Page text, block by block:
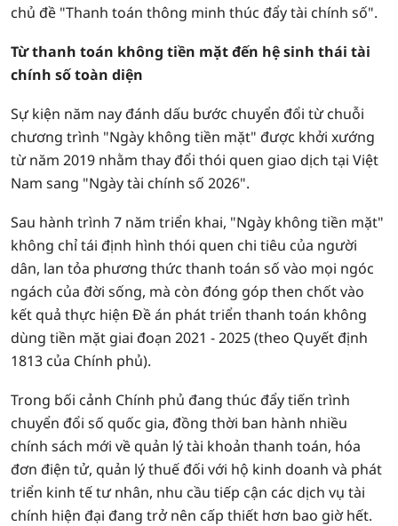
chủ đề "Thanh toán thông minh thúc đẩy tài chính số".
Từ thanh toán không tiền mặt đến hệ sinh thái tài
chính số toàn diện
Sự kiện năm nay đánh dấu bước chuyển đổi từ chuỗi
chương trình "Ngày không tiền mặt" được khởi xướng
từ năm 2019 nhằm thay đổi thói quen giao dịch tại Việt
Nam sang "Ngày tài chính số 2026".
Sau hành trình 7 năm triển khai, "Ngày không tiền mặt"
không chỉ tái định hình thói quen chi tiêu của người
dân, lan tỏa phương thức thanh toán số vào mọi ngóc
ngách của đời sống, mà còn đóng góp then chốt vào
kết quả thực hiện Đề án phát triển thanh toán không
dùng tiền mặt giai đoạn 2021 - 2025 (theo Quyết định
1813 của Chính phủ).
Trong bối cảnh Chính phủ đang thúc đẩy tiến trình
chuyển đổi số quốc gia, đồng thời ban hành nhiều
chính sách mới về quản lý tài khoản thanh toán, hóa
đơn điện tử, quản lý thuế đối với hộ kinh doanh và phát
triển kinh tế tư nhân, nhu cầu tiếp cận các dịch vụ tài
chính hiện đại đang trở nên cấp thiết hơn bao giờ hết.